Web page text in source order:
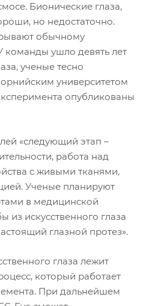
Бионические глаза,
но недостаточно.
обычному
команды ушло девять лет
ученые тесно
университетом
опубликованы
«следующий этап –
работа над
с живыми тканями,
Ученые планируют
в медицинской
из искусственного глаза
глазной протез».
глаза лежит
который работает
При дальнейшем